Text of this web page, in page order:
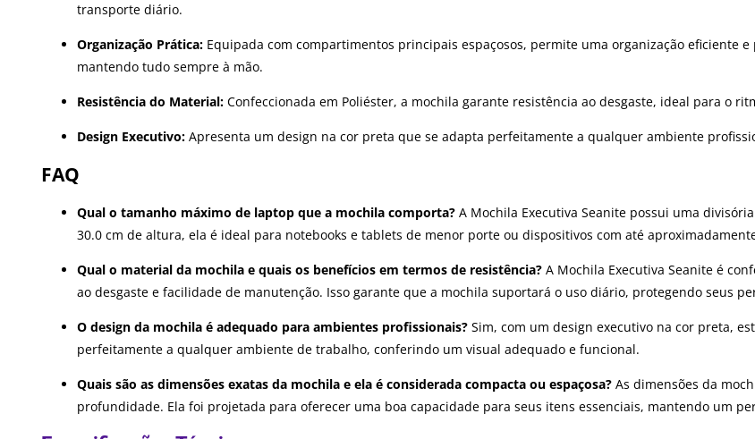
transporte diário.
Organização Prática: Equipada com compartimentos principais espaçosos, permite uma organização eficiente
mantendo tudo sempre à mão.
Resistência do Material: Confeccionada em Poliéster, a mochila garante resistência ao desgaste, ideal para o
Design Executivo: Apresenta um design na cor preta que se adapta perfeitamente a qualquer ambiente
FAQ
Qual o tamanho máximo de laptop que a mochila comporta? A Mochila Executiva Seanite possui uma
30.0 cm de altura, ela é ideal para notebooks e tablets de menor porte ou dispositivos com até
Qual o material da mochila e quais os benefícios em termos de resistência? A Mochila Executiva Seanite é
ao desgaste e facilidade de manutenção. Isso garante que a mochila suportará o uso diário, protegendo seus
O design da mochila é adequado para ambientes profissionais? Sim, com um design executivo na cor preta,
perfeitamente a qualquer ambiente de trabalho, conferindo um visual adequado e funcional.
Quais são as dimensões exatas da mochila e ela é considerada compacta ou espaçosa? As dimensões da
profundidade. Ela foi projetada para oferecer uma boa capacidade para seus itens essenciais, mantendo um